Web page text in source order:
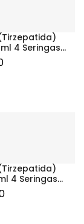
4 Seringas
4 Seringas